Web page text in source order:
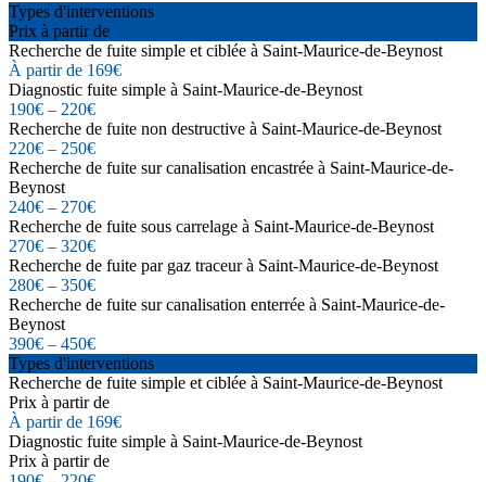
Types d'interventions
Prix à partir de
Recherche de fuite simple et ciblée à Saint-Maurice-de-Beynost
À partir de 169€
Diagnostic fuite simple à Saint-Maurice-de-Beynost
190€ – 220€
Recherche de fuite non destructive à Saint-Maurice-de-Beynost
220€ – 250€
Recherche de fuite sur canalisation encastrée à Saint-Maurice-de-
Beynost
240€ – 270€
Recherche de fuite sous carrelage à Saint-Maurice-de-Beynost
270€ – 320€
Recherche de fuite par gaz traceur à Saint-Maurice-de-Beynost
280€ – 350€
Recherche de fuite sur canalisation enterrée à Saint-Maurice-de-
Beynost
390€ – 450€
Types d'interventions
Recherche de fuite simple et ciblée à Saint-Maurice-de-Beynost
Prix à partir de
À partir de 169€
Diagnostic fuite simple à Saint-Maurice-de-Beynost
Prix à partir de